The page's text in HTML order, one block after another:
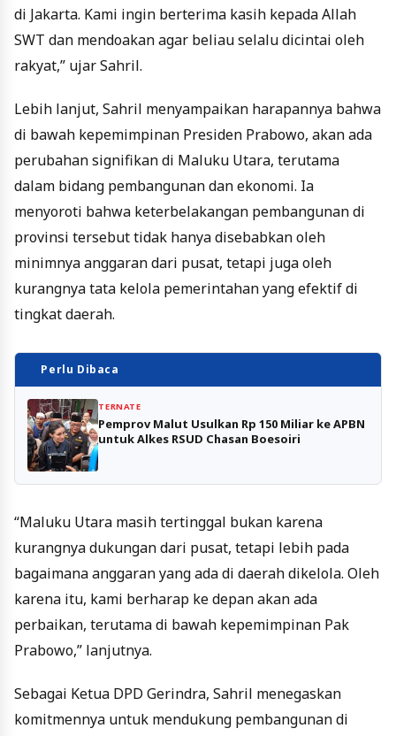
di Jakarta. Kami ingin berterima kasih kepada Allah
SWT dan mendoakan agar beliau selalu dicintai oleh
rakyat,” ujar Sahril.
Lebih lanjut, Sahril menyampaikan harapannya bahwa
di bawah kepemimpinan Presiden Prabowo, akan ada
perubahan signifikan di Maluku Utara, terutama
dalam bidang pembangunan dan ekonomi. Ia
menyoroti bahwa keterbelakangan pembangunan di
provinsi tersebut tidak hanya disebabkan oleh
minimnya anggaran dari pusat, tetapi juga oleh
kurangnya tata kelola pemerintahan yang efektif di
tingkat daerah.
Perlu Dibaca
TERNATE
Pemprov Malut Usulkan Rp 150 Miliar ke APBN
untuk Alkes RSUD Chasan Boesoiri
“Maluku Utara masih tertinggal bukan karena
kurangnya dukungan dari pusat, tetapi lebih pada
bagaimana anggaran yang ada di daerah dikelola. Oleh
karena itu, kami berharap ke depan akan ada
perbaikan, terutama di bawah kepemimpinan Pak
Prabowo,” lanjutnya.
Sebagai Ketua DPD Gerindra, Sahril menegaskan
komitmennya untuk mendukung pembangunan di